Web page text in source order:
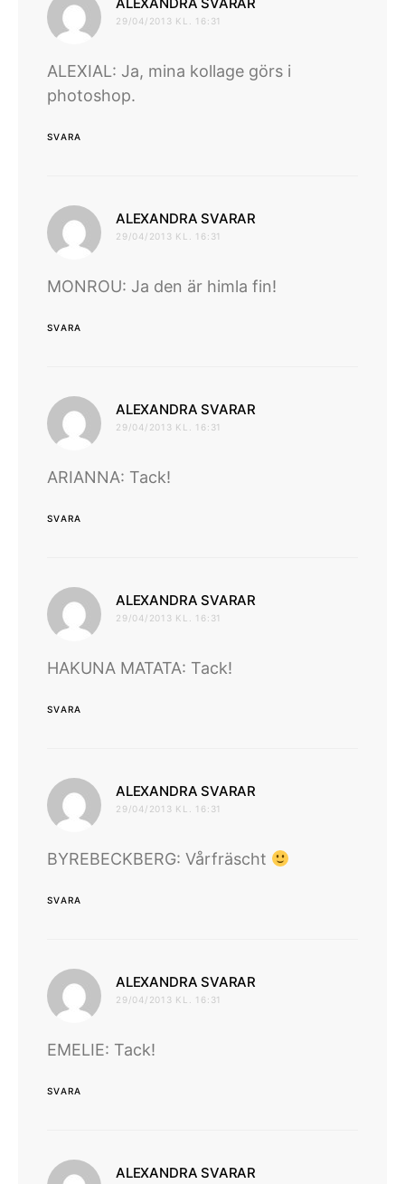
ALEXANDRA SVARAR
29/04/2013 KL. 16:31
ALEXIAL: Ja, mina kollage görs i
photoshop.
SVARA
ALEXANDRA SVARAR
29/04/2013 KL. 16:31
MONROU: Ja den är himla fin!
SVARA
ALEXANDRA SVARAR
29/04/2013 KL. 16:31
ARIANNA: Tack!
SVARA
ALEXANDRA SVARAR
29/04/2013 KL. 16:31
HAKUNA MATATA: Tack!
SVARA
ALEXANDRA SVARAR
29/04/2013 KL. 16:31
BYREBECKBERG: Vårfräscht
SVARA
ALEXANDRA SVARAR
29/04/2013 KL. 16:31
EMELIE: Tack!
SVARA
ALEXANDRA SVARAR